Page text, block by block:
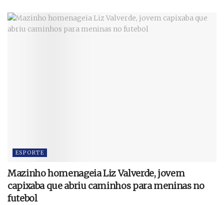
ESPORTE
Mazinho homenageia Liz Valverde, jovem
capixaba que abriu caminhos para meninas no
futebol